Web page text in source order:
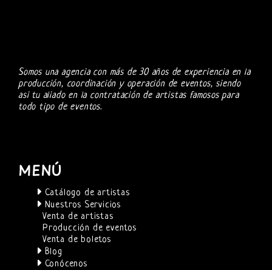
Somos una agencia con más de 30 años de experiencia en la
producción, coordinación y operación de eventos, siendo
asi tu aliado en la contratación de artistas famosos para
todo tipo de eventos.
MENÚ
Catálogo de artistas
Nuestros Servicios
Venta de artistas
Producción de eventos
Venta de boletos
Blog
Conócenos